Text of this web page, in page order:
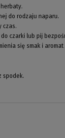
do rodzaju naparu.
czas.
czarki lub pij
się smak i aromat
spodek.